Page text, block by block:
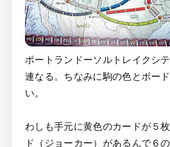
ポートランドーソルトレイクシ
連なる。ちなみに駒の色とボー
い。
わしも手元に黄色のカードが５
ド（ジョーカー）があるんで６